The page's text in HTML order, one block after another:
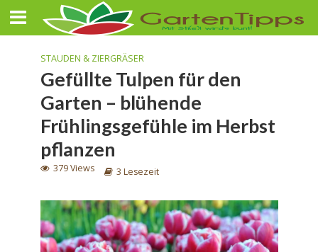
STAUDEN & ZIERGRÄSER
Gefüllte Tulpen für den
Garten – blühende
Frühlingsgefühle im Herbst
pflanzen
379 Views 3 Lesezeit